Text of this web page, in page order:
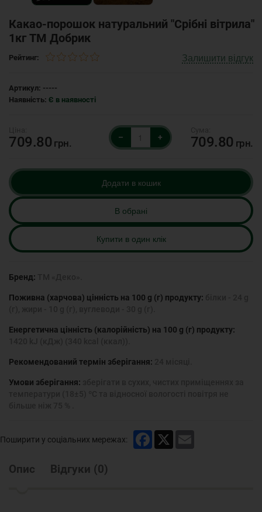
Какао-порошок натуральний "Срібні вітрила"
1кг ТМ Добрик
Рейтинг: Залишити відгук
Артикул: -----
Наявність: Є в наявності
709.80 грн.
– + 709.80 грн.
Додати в кошик
В обрані
Купити в один клік
Бренд:
Поживна (харчова) цінність на 100 g (г) продукту:
Енергетична цінність (калорійність) на 100 g (г) продукту:
Рекомендований термін зберігання:
Умови зберігання:
Поширити у соціальних мережах: Facebook
Опис Відгуки (0)